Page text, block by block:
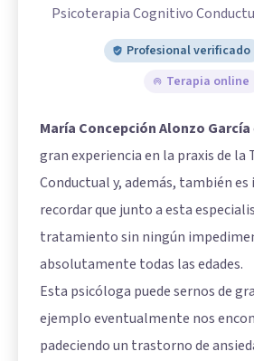
Psicoterapia Cognitivo
Profesional verificado
Terapia online
María Concepción Alonzo García
gran experiencia en la praxis de la
Conductual y, además, también
recordar que junto a esta
tratamiento sin ningún
absolutamente todas las edades.
Esta psicóloga puede sernos de
ejemplo eventualmente nos
padeciendo un trastorno de